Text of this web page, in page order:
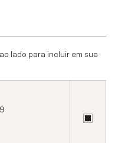
lado para incluir em sua